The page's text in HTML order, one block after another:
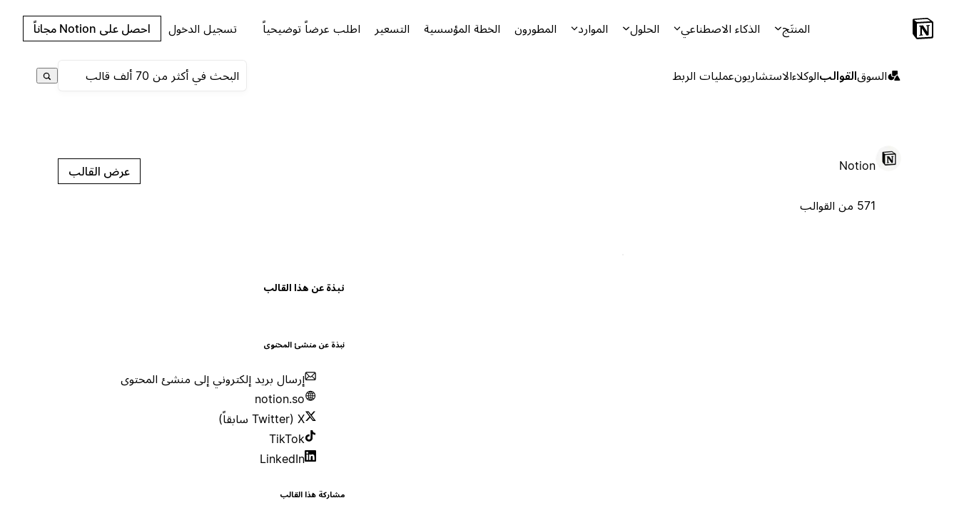
المنتَج الذكاء الاصطناعي الحلول الموارد المطورون الخطة المؤسسية التسعير اطلب عرضاً توضيحياً تسجيل الدخول احصل على Notion مجاناً
السوقالقوالبالوكلاءالاستشاريونعمليات الربط
Notion
571 من القوالب
عرض القالب
نبذة عن هذا القالب
نبذة عن منشئ المحتوى
إرسال بريد إلكتروني إلى منشئ المحتوى
notion.so
X (Twitter سابقاً)
TikTok
LinkedIn
مشاركة هذا القالب